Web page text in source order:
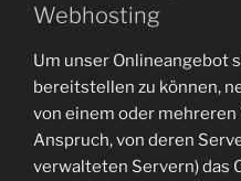
Webhosting
Um unser Onlineangebot
bereitstellen zu können,
von einem oder
Anspruch, von deren
verwalteten Servern) das